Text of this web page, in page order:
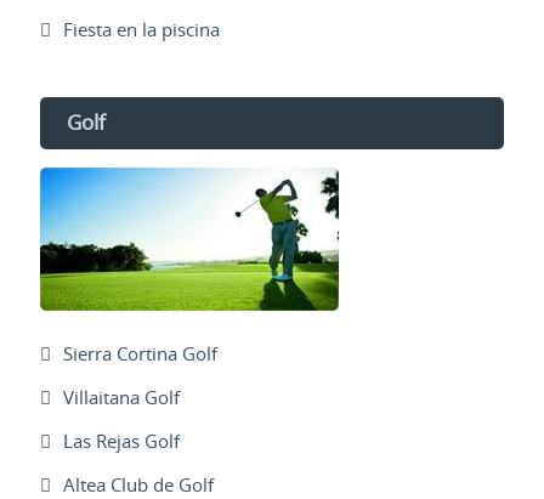
Fiesta en la piscina
Golf
Sierra Cortina Golf
Villaitana Golf
Las Rejas Golf
Altea Club de Golf